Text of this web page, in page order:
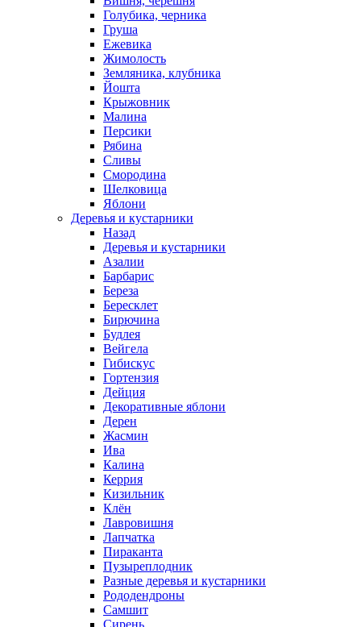
Голубика, черника
Груша
Ежевика
Жимолость
Земляника, клубника
Йошта
Крыжовник
Малина
Персики
Рябина
Сливы
Смородина
Шелковица
Яблони
Деревья и кустарники
Назад
Деревья и кустарники
Азалии
Барбарис
Береза
Бересклет
Бирючина
Будлея
Вейгела
Гибискус
Гортензия
Дейция
Декоративные яблони
Дерен
Жасмин
Ива
Калина
Керрия
Кизильник
Клён
Лавровишня
Лапчатка
Пираканта
Пузыреплодник
Разные деревья и кустарники
Рододендроны
Самшит
Сирень